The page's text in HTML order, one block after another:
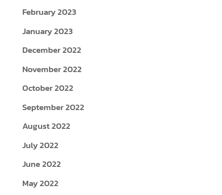
February 2023
January 2023
December 2022
November 2022
October 2022
September 2022
August 2022
July 2022
June 2022
May 2022